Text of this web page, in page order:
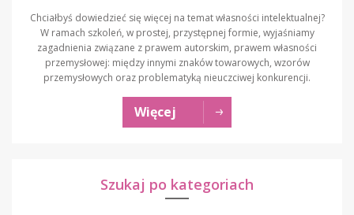
Chciałbyś dowiedzieć się więcej na temat własności intelektualnej?
W ramach szkoleń, w prostej, przystępnej formie, wyjaśniamy
zagadnienia związane z prawem autorskim, prawem własności
przemysłowej: między innymi znaków towarowych, wzorów
przemysłowych oraz problematyką nieuczciwej konkurencji.
Więcej
Szukaj po kategoriach